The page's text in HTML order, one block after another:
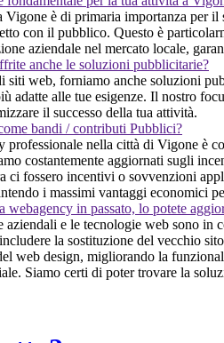
Vigone è di primaria importanza per
con il pubblico. Questo è
aziendale nel mercato locale,
anche le soluzioni pubblicitarie?
siti web, forniamo anche soluzioni
adatte alle tue esigenze. Il nostro
il successo della tua attività.
bandi / contributi Pubblici?
professionale nella città di Vigone è
costantemente aggiornati sugli
ci fossero incentivi o sovvenzioni
i massimi vantaggi economici
in passato, lo potete
aziendali e le tecnologie web sono
la sostituzione del vecchio
web design, migliorando la
Siamo certi di poter trovare la